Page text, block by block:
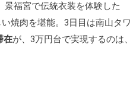
景福宮で伝統衣装を体験した
焼肉を堪能。3日目は南山タワ
在が、3万円台で実現するのは、